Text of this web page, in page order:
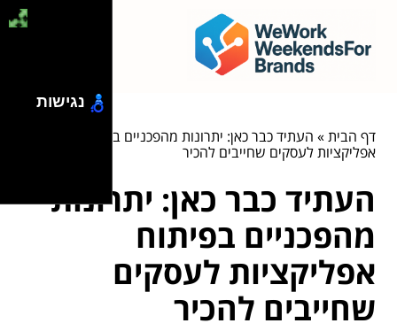
דף הבית» העתיד כבר כאן: יתרונות מהפכניים בפיתוח
אפליקציות לעסקים שחייבים להכיר
העתיד כבר כאן: יתרונות
מהפכניים בפיתוח
אפליקציות לעסקים
שחייבים להכיר
נגישות